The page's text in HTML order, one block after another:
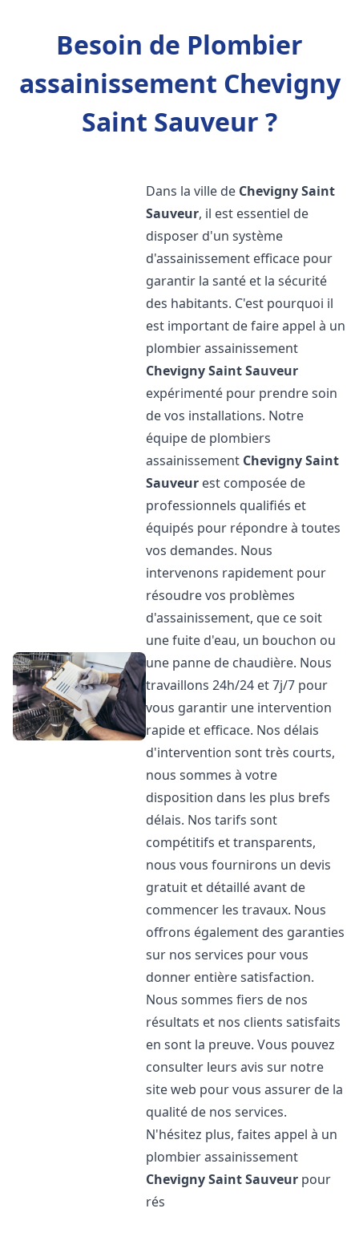
Besoin de Plombier
assainissement Chevigny
Saint Sauveur ?
Dans la ville de Chevigny Saint
Sauveur, il est essentiel de
disposer d'un système
d'assainissement efficace pour
garantir la santé et la sécurité
des habitants. C'est pourquoi il
est important de faire appel à un
plombier assainissement
Chevigny Saint Sauveur
expérimenté pour prendre soin
de vos installations. Notre
équipe de plombiers
assainissement Chevigny Saint
Sauveur est composée de
professionnels qualifiés et
équipés pour répondre à toutes
vos demandes. Nous
intervenons rapidement pour
résoudre vos problèmes
d'assainissement, que ce soit
une fuite d'eau, un bouchon ou
une panne de chaudière. Nous
travaillons 24h/24 et 7j/7 pour
vous garantir une intervention
rapide et efficace. Nos délais
d'intervention sont très courts,
nous sommes à votre
disposition dans les plus brefs
délais. Nos tarifs sont
compétitifs et transparents,
nous vous fournirons un devis
gratuit et détaillé avant de
commencer les travaux. Nous
offrons également des garanties
sur nos services pour vous
donner entière satisfaction.
Nous sommes fiers de nos
résultats et nos clients satisfaits
en sont la preuve. Vous pouvez
consulter leurs avis sur notre
site web pour vous assurer de la
qualité de nos services.
N'hésitez plus, faites appel à un
plombier assainissement
Chevigny Saint Sauveur pour
rés